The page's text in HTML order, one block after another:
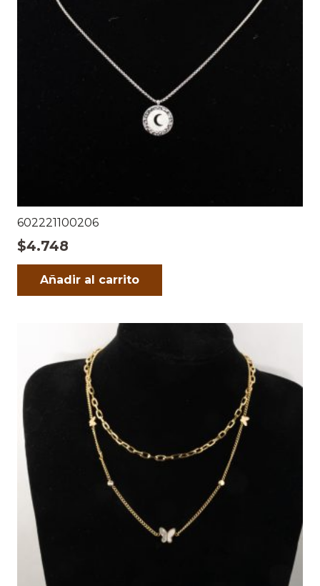
602221100206
$4.748
Añadir al carrito